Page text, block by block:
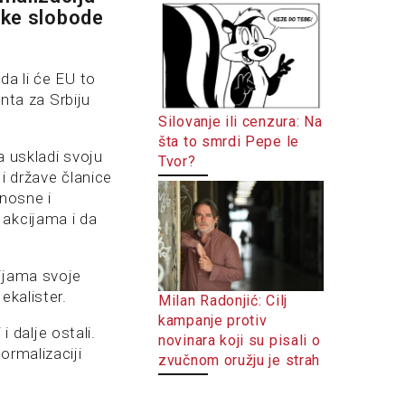
slobode
li će EU to
za Srbiju
uskladi svoju
države članice
i
i da
svoje
i dalje ostali.
Silovanje ili cenzura: Na
šta to smrdi Pepe le
Tvor?
Milan Radonjić: Cilj
kampanje protiv
novinara koji su pisali o
zvučnom oružju je strah